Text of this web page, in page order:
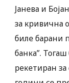
Јанева и
за кривична
биле барани
банка”.
рекетиран за